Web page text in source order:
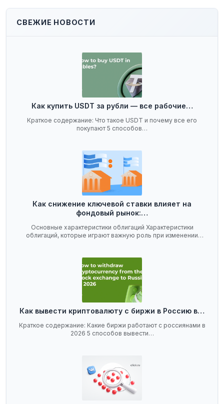
СВЕЖИЕ НОВОСТИ
Как купить USDT за рубли — все рабочие…
Краткое содержание: Что такое USDT и почему все его
покупают 5 способов…
Как снижение ключевой ставки влияет на
фондовый рынок:…
Основные характеристики облигаций Характеристики
облигаций, которые играют важную роль при изменении
Как вывести криптовалюту с биржи в Россию в…
Краткое содержание: Какие биржи работают с россиянами в
2026 5 способов вывести…